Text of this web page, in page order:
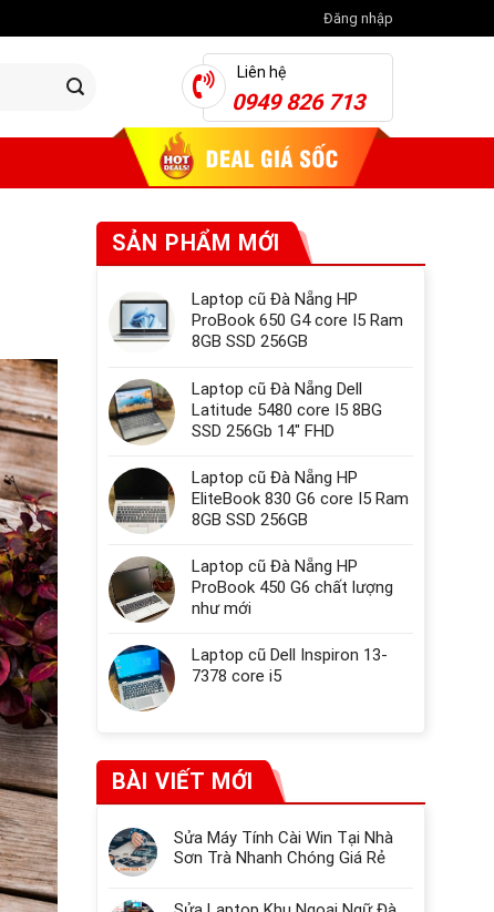
Đăng nhập
Liên hệ
0949 826 713
SẢN PHẨM MỚI
Laptop cũ Đà Nẵng HP
ProBook 650 G4 core I5 Ram
8GB SSD 256GB
Laptop cũ Đà Nẵng Dell
Latitude 5480 core I5 8BG
SSD 256Gb 14" FHD
Laptop cũ Đà Nẵng HP
EliteBook 830 G6 core I5 Ram
8GB SSD 256GB
Laptop cũ Đà Nẵng HP
ProBook 450 G6 chất lượng
như mới
Laptop cũ Dell Inspiron 13-
7378 core i5
BÀI VIẾT MỚI
Sửa Máy Tính Cài Win Tại Nhà
Sơn Trà Nhanh Chóng Giá Rẻ